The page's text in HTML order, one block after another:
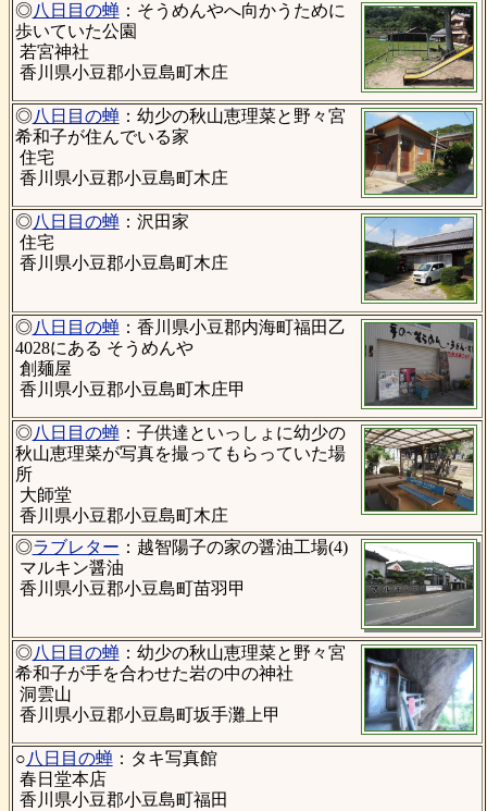
◎八日目の蝉：そうめんやへ向かうために
歩いていた公園
若宮神社
香川県小豆郡小豆島町木庄
◎八日目の蝉：幼少の秋山恵理菜と野々宮
希和子が住んでいる家
住宅
香川県小豆郡小豆島町木庄
◎八日目の蝉：沢田家
住宅
香川県小豆郡小豆島町木庄
◎八日目の蝉：香川県小豆郡内海町福田乙
4028にある そうめんや
創麺屋
香川県小豆郡小豆島町木庄甲
◎八日目の蝉：子供達といっしょに幼少の
秋山恵理菜が写真を撮ってもらっていた場
所
大師堂
香川県小豆郡小豆島町木庄
◎ラブレター ：越智陽子の家の醤油工場(4)
マルキン醤油
香川県小豆郡小豆島町苗羽甲
◎八日目の蝉：幼少の秋山恵理菜と野々宮
希和子が手を合わせた岩の中の神社
洞雲山
香川県小豆郡小豆島町坂手灘上甲
○八日目の蝉：タキ写真館
春日堂本店
香川県小豆郡小豆島町福田